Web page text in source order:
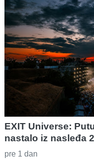
EXIT Universe:
nastalo iz nasleđa
pre 1 dan